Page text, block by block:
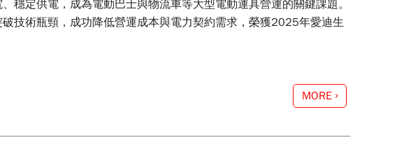
穩定供電，成為電動巴士與物流車等大型電動運具營運的關鍵課題。
技術瓶頸，成功降低營運成本與電力契約需求，榮獲2025年愛迪生
MORE